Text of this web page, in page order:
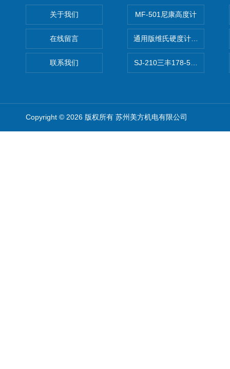
关于我们
在线留言
联系我们
MF-501尼康高度计
通用版维氏硬度计软件 自动
SJ-210三丰178-560-11DC粗
Copyright © 2026 版权所有 苏州美方机电有限公司